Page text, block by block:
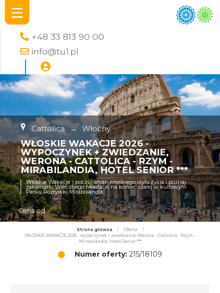
+48 33 813 90 00
info@tu1.pl
Cattolica → Włochy
WŁOSKIE WAKACJE 2026 -
WYPOCZYNEK + ZWIEDZANIE,
WERONA - CATTOLICA - RZYM -
MIRABILANDIA, HOTEL SENIOR ***
Włoskie Wakacje - poczuj smak włoskiego stylu życia i poznaj
zakamarki Wiecznego Miasta. A na koniec szalej w kultowym
Parku Rozrywki Mirabiliandia
Cena od
Strona główna / Oferta
/
WŁOSKIE WAKACJE 2026 - wypoczynek + zwiedzanie, Werona - Cattolica - Rzym -
Mirabilandia, Hotel Senior ***
Numer oferty: 215/18109